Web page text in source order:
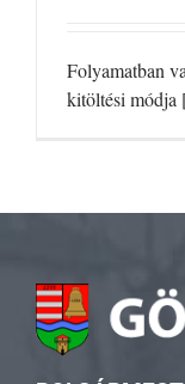
Folyamatban
kitöltési módja